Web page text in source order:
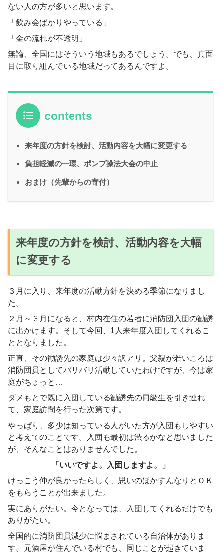
ない人の方が多いと思います。
「飲み会ばかりやっている」
「金の流れが不透明」
無論、全国にはそういう地域もあるでしょう。でも、真面
目に取り組んでいる地域だってあるんですよ。
contents
来年度の方針を検討、活動内容を大幅に変更する
負担軽減の一環、ポンプ操法大会の中止
おまけ（先輩からの寄付）
来年度の方針を検討、活動内容を大幅
に変更する
３月に入り、来年度の活動方針を決める季節になりまし
た。
２月～３月になると、村内在住の若者に消防団入団の勧誘
に出かけます。そして今回、1人来年度入団してくれるこ
ととなりました。
正直、その勧誘先の家庭は少々訳アリ。父親が若いころは
消防団員としてバリバリ活動していたわけですが、今は家
庭がちょっと…
ダメもとで既に入団している勧誘先の同級生を引き連れ
て、家庭訪問を行った次第です。
やっぱり、多少は知っている人がいた方が入団もしやすい
と考えてのことです。入団も最初は渋るかなと思いました
が、そんなことはありませんでした。
「いいですよ。入団しますよ。」
けっこう仲が良かったらしく、思いのほかすんなりとＯＫ
をもらうことが出来ました。
実にありがたい。今となっては、入団してくれるだけでも
ありがたい。
全国的に消防団員減少に悩まされている自治体がありま
す。元酒屋が住んでいる村でも、同じことが起きていま